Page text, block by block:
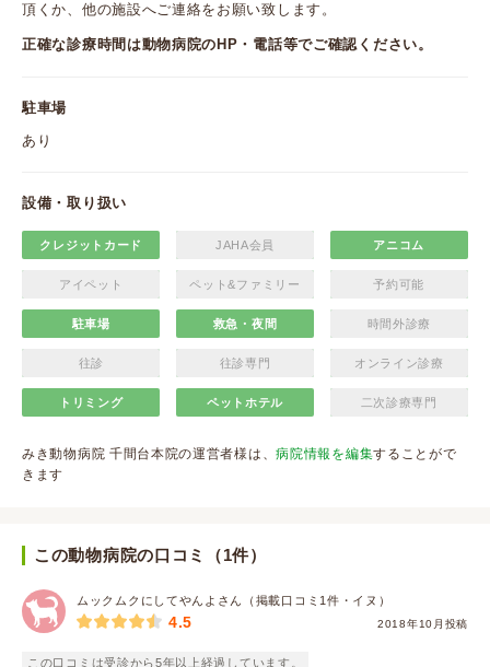
頂くか、他の施設へご連絡をお願い致します。
正確な診療時間は動物病院のHP・電話等でご確認ください。
駐車場
あり
設備・取り扱い
クレジットカード JAHA会員 アニコム
アイペット ペット&ファミリー 予約可能
駐車場 救急・夜間 時間外診療
往診 往診専門 オンライン診療
トリミング ペットホテル 二次診療専門
みき動物病院 千間台本院の運営者様は、病院情報を編集することがで
きます
この動物病院の口コミ（1件）
ムックムクにしてやんよさん（掲載口コミ1件・イヌ）
2018年10月投稿
4.5
この口コミは受診から5年以上経過しています。